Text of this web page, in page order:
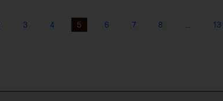
3 4 5 6 7 8 … 13